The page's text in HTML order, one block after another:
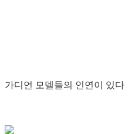
가디언 모델들의 인연이 있다